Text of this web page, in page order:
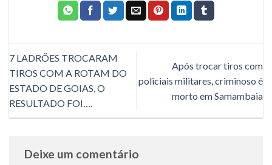
7 LADRÕES TROCARAM
TIROS COM A ROTAM DO
ESTADO DE GOIAS, O
RESULTADO FOI….
Após trocar tiros com
policiais militares, criminoso é
morto em Samambaia
Deixe um comentário